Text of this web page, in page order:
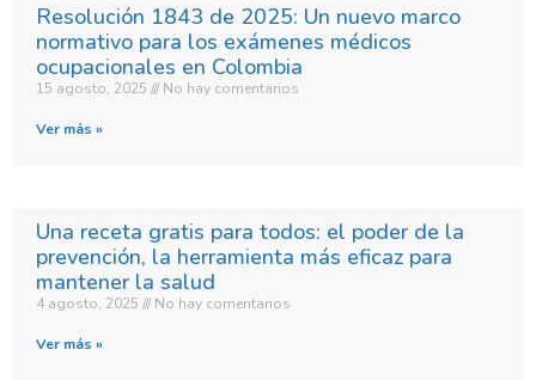
Resolución 1843 de 2025: Un nuevo marco
normativo para los exámenes médicos
ocupacionales en Colombia
15 agosto, 2025 No hay comentarios
Ver más »
Una receta gratis para todos: el poder de la
prevención, la herramienta más eficaz para
mantener la salud
4 agosto, 2025 No hay comentarios
Ver más »